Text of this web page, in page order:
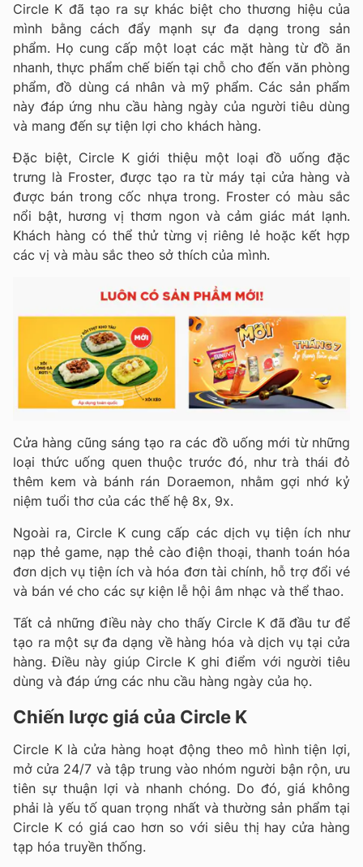
Circle K đã tạo ra sự khác biệt cho thương hiệu của
mình bằng cách đẩy mạnh sự đa dạng trong sản
phẩm. Họ cung cấp một loạt các mặt hàng từ đồ ăn
nhanh, thực phẩm chế biến tại chỗ cho đến văn phòng
phẩm, đồ dùng cá nhân và mỹ phẩm. Các sản phẩm
này đáp ứng nhu cầu hàng ngày của người tiêu dùng
và mang đến sự tiện lợi cho khách hàng.
Đặc biệt, Circle K giới thiệu một loại đồ uống đặc
trưng là Froster, được tạo ra từ máy tại cửa hàng và
được bán trong cốc nhựa trong. Froster có màu sắc
nổi bật, hương vị thơm ngon và cảm giác mát lạnh.
Khách hàng có thể thử từng vị riêng lẻ hoặc kết hợp
các vị và màu sắc theo sở thích của mình.
Cửa hàng cũng sáng tạo ra các đồ uống mới từ những
loại thức uống quen thuộc trước đó, như trà thái đỏ
thêm kem và bánh rán Doraemon, nhằm gợi nhớ kỷ
niệm tuổi thơ của các thế hệ 8x, 9x.
Ngoài ra, Circle K cung cấp các dịch vụ tiện ích như
nạp thẻ game, nạp thẻ cào điện thoại, thanh toán hóa
đơn dịch vụ tiện ích và hóa đơn tài chính, hỗ trợ đổi vé
và bán vé cho các sự kiện lễ hội âm nhạc và thể thao.
Tất cả những điều này cho thấy Circle K đã đầu tư để
tạo ra một sự đa dạng về hàng hóa và dịch vụ tại cửa
hàng. Điều này giúp Circle K ghi điểm với người tiêu
dùng và đáp ứng các nhu cầu hàng ngày của họ.
Chiến lược giá của Circle K
Circle K là cửa hàng hoạt động theo mô hình tiện lợi,
mở cửa 24/7 và tập trung vào nhóm người bận rộn, ưu
tiên sự thuận lợi và nhanh chóng. Do đó, giá không
phải là yếu tố quan trọng nhất và thường sản phẩm tại
Circle K có giá cao hơn so với siêu thị hay cửa hàng
tạp hóa truyền thống.